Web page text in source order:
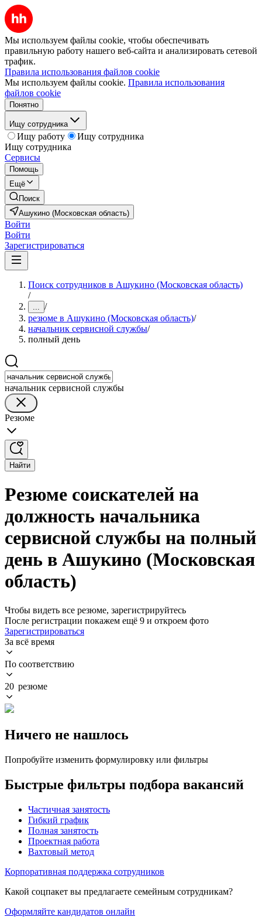
Мы используем файлы cookie, чтобы обеспечивать
правильную работу нашего веб-сайта и анализировать сетевой
трафик.
Правила использования файлов cookie
Мы используем файлы cookie. Правила использования
файлов cookie
Понятно
Ищу сотрудника
Ищу работу
Ищу сотрудника
Ищу сотрудника
Сервисы
Помощь
Ещё
Поиск
Ашукино (Московская область)
Войти
Войти
Зарегистрироваться
Поиск сотрудников в Ашукино (Московская область)
/
... /
резюме в Ашукино (Московская область)/
начальник сервисной службы/
полный день
начальник сервисной службы
Резюме
Найти
Резюме соискателей на
должность начальника
сервисной службы на полный
день в Ашукино (Московская
область)
Чтобы видеть все резюме, зарегистрируйтесь
После регистрации покажем ещё 9 и откроем фото
Зарегистрироваться
За всё время
По соответствию
20 резюме
Ничего не нашлось
Попробуйте изменить формулировку или фильтры
Быстрые фильтры подбора вакансий
Частичная занятость
Гибкий график
Полная занятость
Проектная работа
Вахтовый метод
Корпоративная поддержка сотрудников
Какой соцпакет вы предлагаете семейным сотрудникам?
Оформляйте кандидатов онлайн